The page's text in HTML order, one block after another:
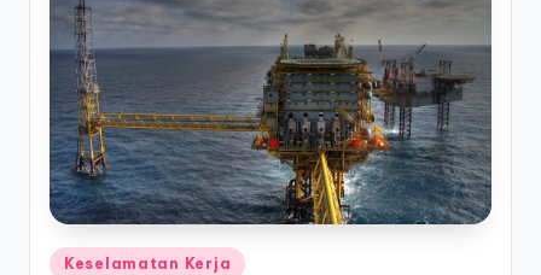
Posted
Keselamatan Kerja